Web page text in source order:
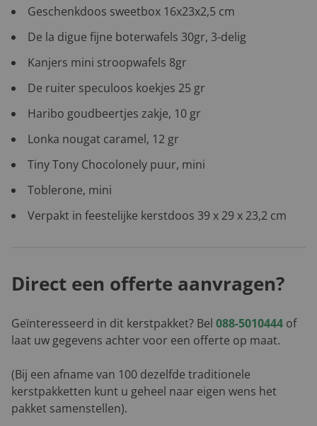
Geschenkdoos sweetbox 16x23x2,5 cm
De la digue fijne boterwafels 30gr, 3-delig
Kanjers mini stroopwafels 8gr
De ruiter speculoos koekjes 25 gr
Haribo goudbeertjes zakje, 10 gr
Lonka nougat caramel, 12 gr
Tiny Tony Chocolonely puur, mini
Toblerone, mini
Verpakt in feestelijke kerstdoos 39 x 29 x 23,2 cm
Direct een offerte aanvragen?
Geïnteresseerd in dit kerstpakket? Bel 088-5010444 of
laat uw gegevens achter voor een offerte op maat.
(Bij een afname van 100 dezelfde traditionele
kerstpakketten kunt u geheel naar eigen wens het
pakket samenstellen).